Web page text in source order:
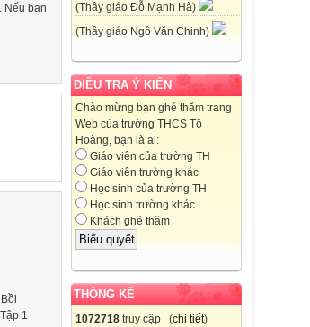
(Thầy giáo Đỗ Mạnh Hà)
(Thầy giáo Ngô Văn Chinh)
ĐIỀU TRA Ý KIẾN
Chào mừng bạn ghé thăm trang
Web của trường THCS Tô
Hoàng, bạn là ai:
Giáo viên của trường TH
Giáo viên trường khác
Học sinh của trường TH
Học sinh trường khác
Khách ghé thăm
THỐNG KÊ
1072718 truy cập (chi tiết)
. Nếu bạn